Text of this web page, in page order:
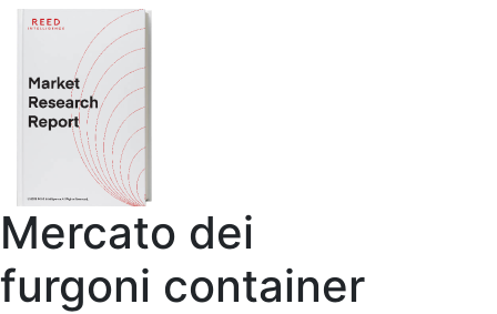
Mercato dei
furgoni container